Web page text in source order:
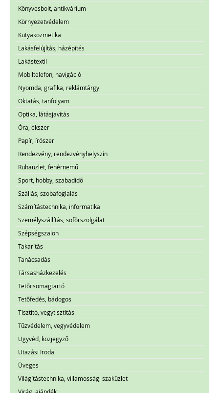
Könyvesbolt, antikvárium
Környezetvédelem
Kutyakozmetika
Lakásfelújítás, házépítés
Lakástextil
Mobiltelefon, navigáció
Nyomda, grafika, reklámtárgy
Oktatás, tanfolyam
Optika, látásjavítás
Óra, ékszer
Papír, írószer
Rendezvény, rendezvényhelyszín
Ruhaüzlet, fehérnemű
Sport, hobby, szabadidő
Szállás, szobafoglalás
Számítástechnika, informatika
Személyszállítás, sofőrszolgálat
Szépségszalon
Takarítás
Tanácsadás
Társasházkezelés
Tetőcsomagtartó
Tetőfedés, bádogos
Tisztító, vegytisztítás
Tűzvédelem, vegyvédelem
Ügyvéd, közjegyző
Utazási Iroda
Üveges
Világítástechnika, villamossági szaküzlet
Virág, ajándék